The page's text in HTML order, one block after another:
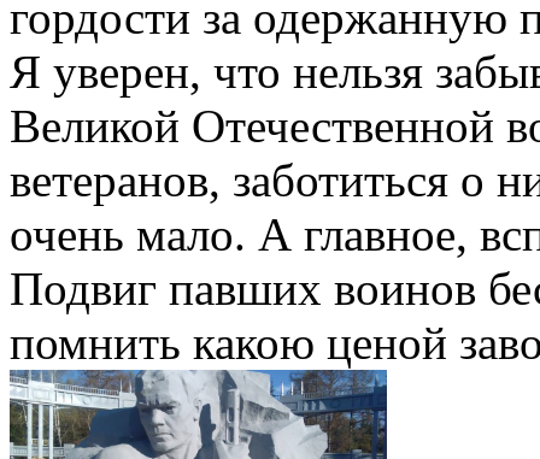
гордости за одержанную
Я уверен, что нельзя
Великой Отечественной
ветеранов, заботиться о
очень мало. А главное,
Подвиг павших воинов
помнить какою ценой